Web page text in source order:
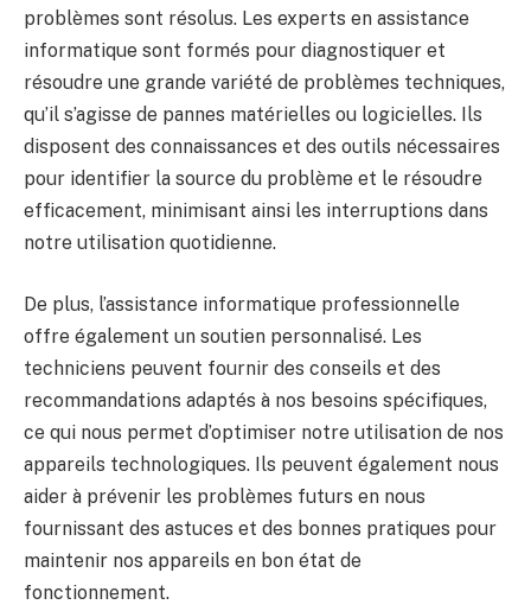
problèmes sont résolus. Les experts en assistance
informatique sont formés pour diagnostiquer et
résoudre une grande variété de problèmes techniques,
qu’il s’agisse de pannes matérielles ou logicielles. Ils
disposent des connaissances et des outils nécessaires
pour identifier la source du problème et le résoudre
efficacement, minimisant ainsi les interruptions dans
notre utilisation quotidienne.
De plus, l’assistance informatique professionnelle
offre également un soutien personnalisé. Les
techniciens peuvent fournir des conseils et des
recommandations adaptés à nos besoins spécifiques,
ce qui nous permet d’optimiser notre utilisation de nos
appareils technologiques. Ils peuvent également nous
aider à prévenir les problèmes futurs en nous
fournissant des astuces et des bonnes pratiques pour
maintenir nos appareils en bon état de
fonctionnement.